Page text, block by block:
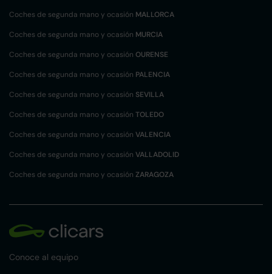
Coches de segunda mano y ocasión MALLORCA
Coches de segunda mano y ocasión MURCIA
Coches de segunda mano y ocasión OURENSE
Coches de segunda mano y ocasión PALENCIA
Coches de segunda mano y ocasión SEVILLA
Coches de segunda mano y ocasión TOLEDO
Coches de segunda mano y ocasión VALENCIA
Coches de segunda mano y ocasión VALLADOLID
Coches de segunda mano y ocasión ZARAGOZA
Conoce al equipo